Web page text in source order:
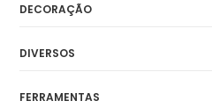
DECORAÇÃO
DIVERSOS
FERRAMENTAS